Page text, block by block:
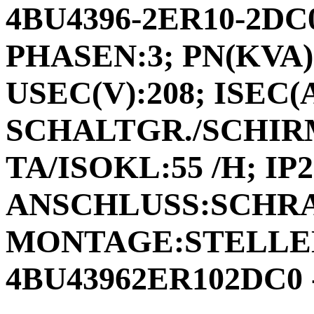
4BU4396-2ER10-
PHASEN:3;
USEC(V):208;
SCHALTGR./
TA/ISOKL:55 /H;